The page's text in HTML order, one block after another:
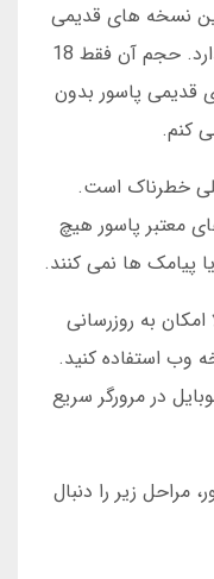
ترین نسخه های قدیمی
است. این نسخه نیازی به ثبت نام ندارد. حجم آن فقط 18
قدیمی پاسور بدون
کنم.
خطرناک است.
معتبر پاسور هیچ
پیامک ها نمی کنند.
به روزرسانی
وب استفاده کنید.
در مرورگر سریع
مراحل زیر را دنبال